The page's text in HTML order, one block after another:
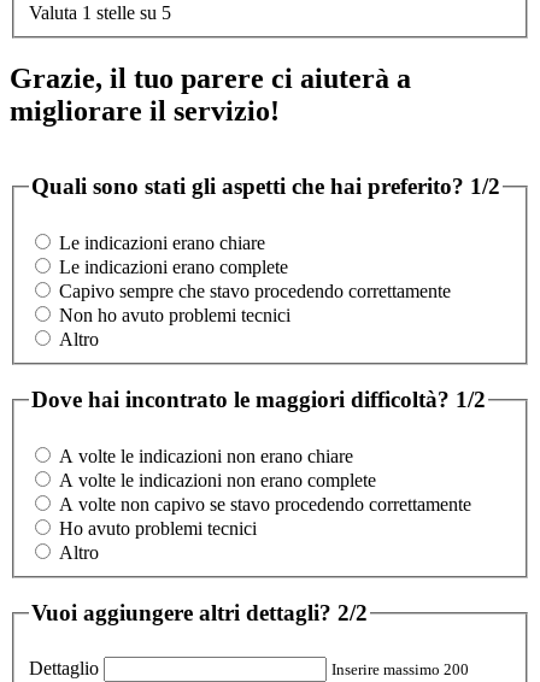
Valuta 1 stelle su 5
Grazie, il tuo parere ci aiuterà a
migliorare il servizio!
Quali sono stati gli aspetti che hai preferito? 1/2
Le indicazioni erano chiare
Le indicazioni erano complete
Capivo sempre che stavo procedendo correttamente
Non ho avuto problemi tecnici
Altro
Dove hai incontrato le maggiori difficoltà? 1/2
A volte le indicazioni non erano chiare
A volte le indicazioni non erano complete
A volte non capivo se stavo procedendo correttamente
Ho avuto problemi tecnici
Altro
Vuoi aggiungere altri dettagli? 2/2
Dettaglio
Inserire massimo 200